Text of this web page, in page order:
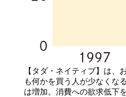
【タダ・ネイティブ】は、
も何かを買う人が少なくな
は増加。消費への欲求低下